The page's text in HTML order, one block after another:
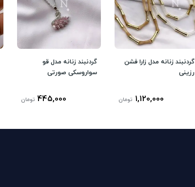
گردنبند زنانه مدل زارا فشن
رزینی
1,120,000 تومان
گردنبند زنانه مدل قو
سواروسکی صورتی
445,000 تومان